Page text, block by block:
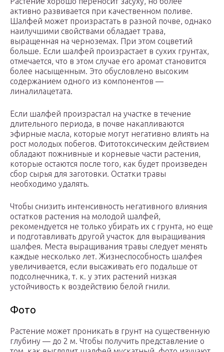
активно развивается при качественном поливе.
Шалфей может произрастать в разной почве, однако
наилучшими свойствами обладает трава,
выращенная на черноземах. При этом соцветий
больше. Если шалфей произрастает в сухих грунтах,
отмечается, что в этом случае его аромат становится
более насыщенным. Это обусловлено высоким
содержанием одного из компонентов —
линалилацетата.
Если шалфей произрастал на участке в течение
длительного периода, в почве накапливаются
эфирные масла, которые могут негативно влиять на
рост молодых побегов. Фитотоксическим действием
обладают пожнивные и корневые части растения,
которые остаются после того, как будет произведен
сбор сырья для заготовки. Остатки травы
необходимо удалять.
Чтобы снизить интенсивность негативного влияния
остатков растения на молодой шалфей,
рекомендуется не только убирать их с грунта, но еще
и подготавливать другой участок для выращивания
шалфея. Места выращивания травы следует менять
каждые несколько лет. Жизнеспособность шалфея
увеличивается, если высаживать его подальше от
подсолнечника, т. к. у этих растений низкая
устойчивость к воздействию белой гнили.
Фото
Растение может проникать в грунт на существенную
глубину — до 2 м. Чтобы получить представление о